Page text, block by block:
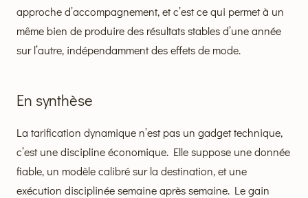
approche d’accompagnement, et c’est ce qui permet à un
même bien de produire des résultats stables d’une année
sur l’autre, indépendamment des effets de mode.
En synthèse
La tarification dynamique n’est pas un gadget technique,
c’est une discipline économique. Elle suppose une donnée
fiable, un modèle calibré sur la destination, et une
exécution disciplinée semaine après semaine. Le gain